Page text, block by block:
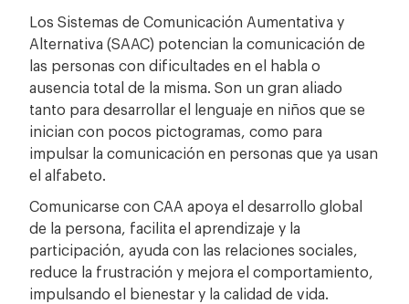
Los Sistemas de Comunicación Aumentativa y
Alternativa (SAAC) potencian la comunicación de
las personas con dificultades en el habla o
ausencia total de la misma. Son un gran aliado
tanto para desarrollar el lenguaje en niños que se
inician con pocos pictogramas, como para
impulsar la comunicación en personas que ya usan
el alfabeto.
Comunicarse con CAA apoya el desarrollo global
de la persona, facilita el aprendizaje y la
participación, ayuda con las relaciones sociales,
reduce la frustración y mejora el comportamiento,
impulsando el bienestar y la calidad de vida.